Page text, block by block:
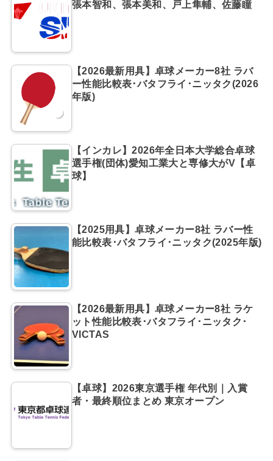
張本智和、張本美和、戸上隼輔、佐藤瞳
【2026最新用具】卓球メーカー8社 ラバ
ー性能比較表･バタフライ･ニッタク(2026
年版)
【インカレ】2026年全日本大学総合卓球
選手権(団体)愛知工業大と専修大がV【卓
球】
【2025用具】卓球メーカー8社 ラバー性
能比較表･バタフライ･ニッタク(2025年版)
【2026最新用具】卓球メーカー8社 ラケ
ット性能比較表･バタフライ･ニッタク･
VICTAS
【卓球】2026東京選手権 年代別｜入賞
者・最終順位まとめ 東京オープン